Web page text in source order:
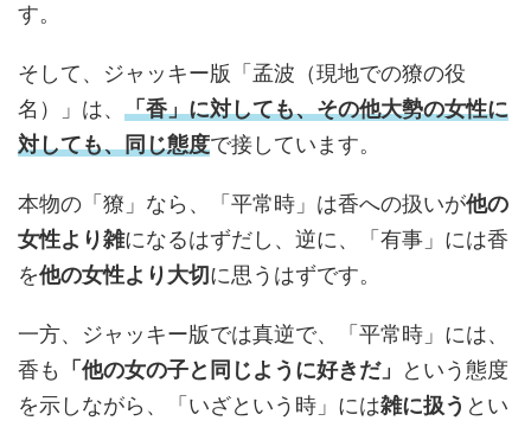
す。
そして、ジャッキー版「孟波（現地での獠の役
名）」は、 「香」に対しても、その他大勢の女性に
対しても、同じ態度で接しています。
本物の「獠」なら、「平常時」は香への扱いが他の
女性より雑になるはずだし、逆に、「有事」には香
を他の女性より大切に思うはずです。
一方、ジャッキー版では真逆で、「平常時」には、
香も
「他の女の子と同じように好きだ」
という態度
を示しながら、「いざという時」には雑に扱う とい